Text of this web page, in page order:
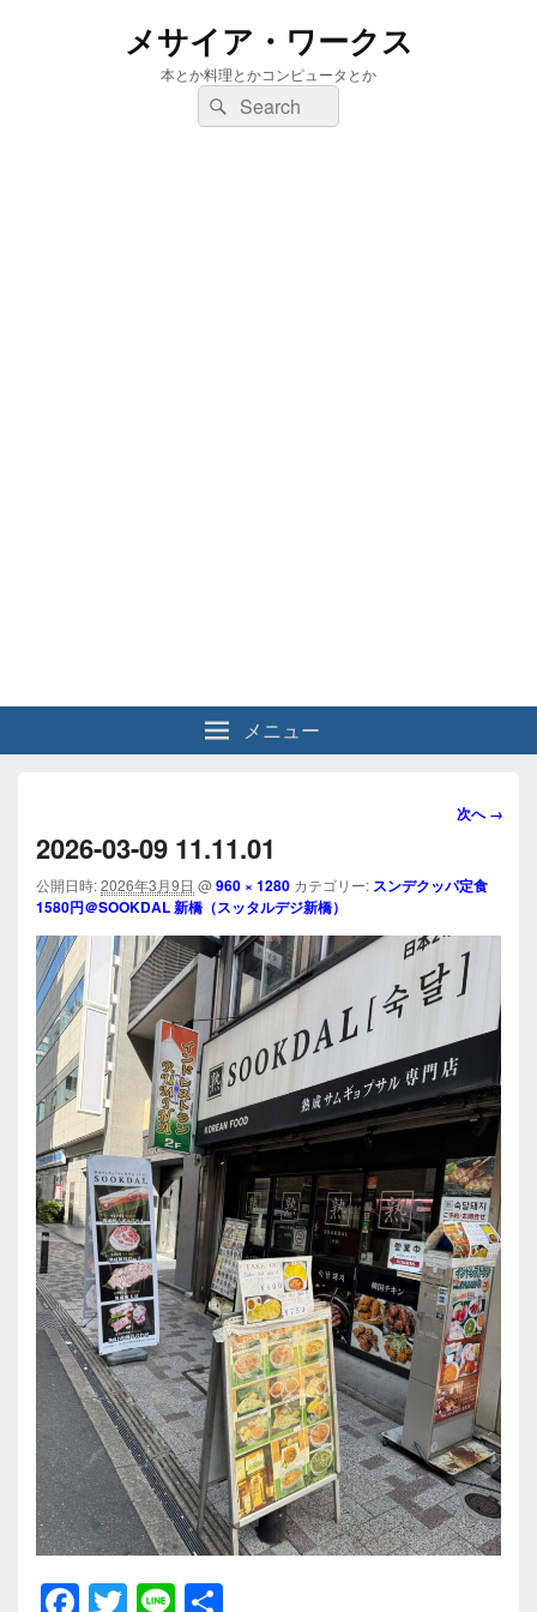
メサイア・ワークス
本とか料理とかコンピュータとか
検
索:
検
索
メニュー
画
ビ
ー
シ
ョ
次へ →
2026-03-09 11.11.01
公開日時:2026年3月9日 @960 × 1280 カテゴリー: スンデクッパ定食
1580円＠SOOKDAL 新橋（スッタルデジ新橋）